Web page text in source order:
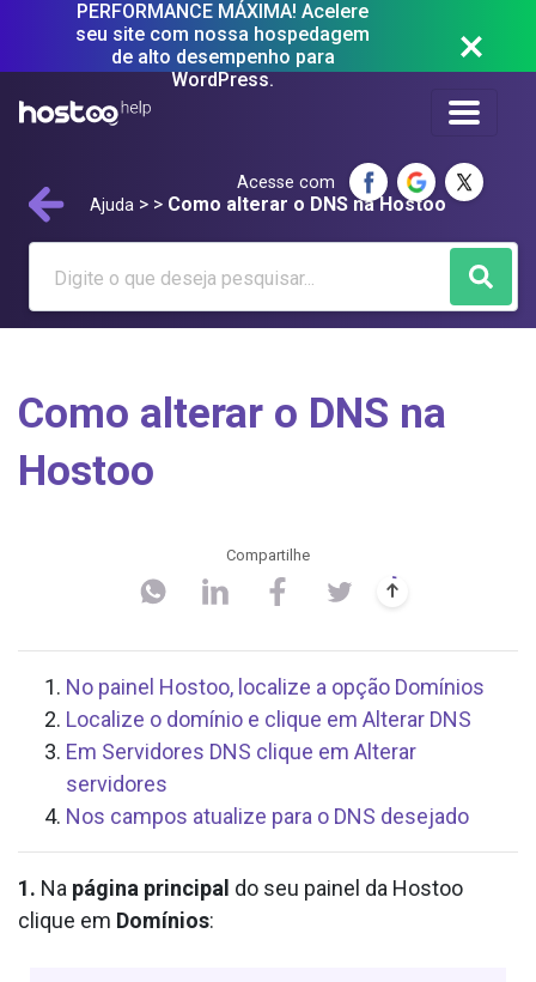
PERFORMANCE MÁXIMA! Acelere
seu site com nossa hospedagem
de alto desempenho para
WordPress.
Acesse com
Ajuda> > Como alterar o DNS na Hostoo
Como alterar o DNS na
Hostoo
Compartilhe
No painel Hostoo, localize a opção Domínios
Localize o domínio e clique em Alterar DNS
Em Servidores DNS clique em Alterar
servidores
Nos campos atualize para o DNS desejado
1. Na página principal do seu painel da Hostoo
clique em Domínios: